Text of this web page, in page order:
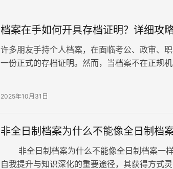
档案在手如何开具存档证明？详细攻略
许多朋友手持个人档案，在面临考公、政审、
一份正式的存档证明。然而，当档案不在正规
2025年10月31日
非全日制档案为什么不能像全日制档
非全日制档案为什么不能像全日制档案一样
自我提升与知识深化的重要途径，其获得方式